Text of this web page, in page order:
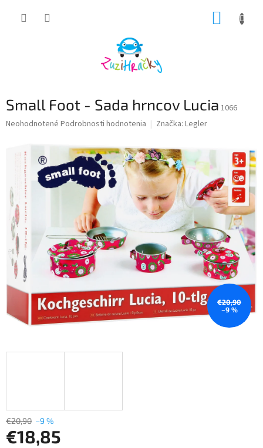
Small Foot - Sada hrncov Lucia 1066
Priemerné
produktu
hviezdičiek.
Neohodnotené Podrobnosti hodnotenia Značka: Legler
€20,90
–9 %
€20,90 –9 %
€18,85